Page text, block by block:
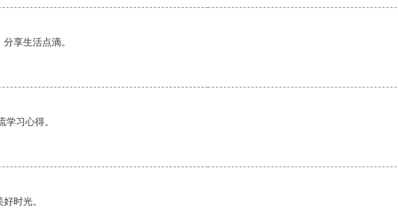
享生活点滴。
习心得。
时光。